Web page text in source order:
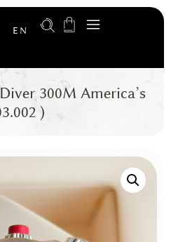
EN
300M America’s
)